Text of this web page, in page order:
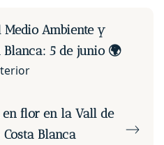
Ambiente y
Blanca: 5 de junio 🌍
en flor en la Vall de
Blanca